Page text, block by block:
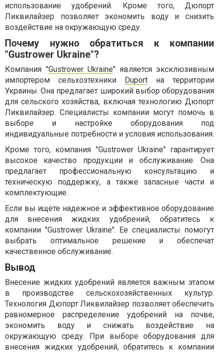
использование удобрений. Кроме того, Дюпорт
Ликвилайзер позволяет экономить воду и снизить
воздействие на окружающую среду.
Почему нужно обратиться к компании
"Gustrower Ukraine"?
Компания "Gustrower Ukraine" является эксклюзивным
импортером сельхозтехники Duport на территории
Украины. Она предлагает широкий выбор оборудования
для сельского хозяйства, включая технологию Дюпорт
Ликвилайзер. Специалисты компании могут помочь в
выборе и настройке оборудования под
индивидуальные потребности и условия использования.
Кроме того, компания "Gustrower Ukraine" гарантирует
высокое качество продукции и обслуживание. Она
предлагает профессиональную консультацию и
техническую поддержку, а также запасные части и
комплектующие.
Если вы ищете надежное и эффективное оборудование
для внесения жидких удобрений, обратитесь к
компании "Gustrower Ukraine". Ее специалисты помогут
выбрать оптимальное решение и обеспечат
качественное обслуживание.
Вывод
Внесение жидких удобрений является важным этапом
в производстве сельскохозяйственных культур.
Технология Дюпорт Ликвилайзер позволяет обеспечить
равномерное распределение удобрений на почве,
экономить воду и снижать воздействие на
окружающую среду. При выборе оборудования для
внесения жидких удобрений, обратитесь к компании